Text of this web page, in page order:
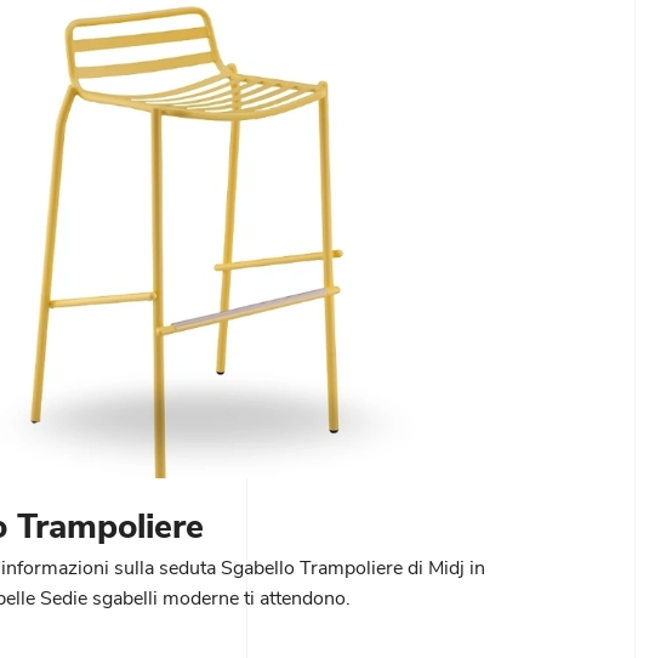
Trampoliere
sulla seduta Sgabello Trampoliere di Midj in
Sedie sgabelli moderne ti attendono.